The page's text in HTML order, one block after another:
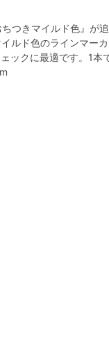
つきマイルド色』が
ルド色のラインマー
ックに最適です。1本